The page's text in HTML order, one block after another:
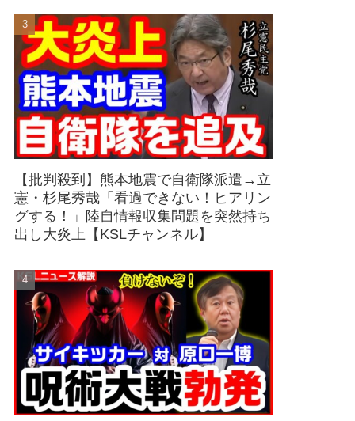
【批判殺到】熊本地震で自衛隊派遣→立
憲・杉尾秀哉「看過できない！ヒアリン
グする！」陸自情報収集問題を突然持ち
出し大炎上【KSLチャンネル】